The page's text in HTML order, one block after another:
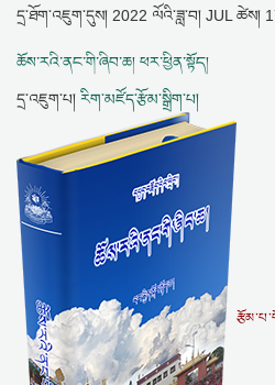
དྲ་ཐོག་འཇུག་དུས། 2022 ལོའི་ཟླ་བ། JUL ཚེས།
ཆོས་རའི་ནང་གི་ཞིབ་ཆ། ཕར་ཕྱིན་སྟོད།
དྲ་འཇུག་པ། རིག་མཛོད་རྩོམ་སྒྲིག་པ།